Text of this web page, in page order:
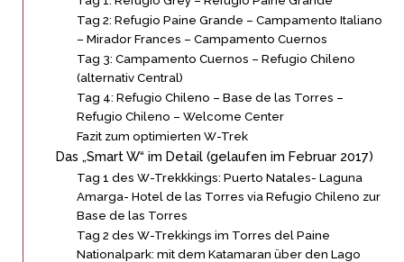
Tag 2: Refugio Paine Grande – Campamento Italiano
– Mirador Frances – Campamento Cuernos
Tag 3: Campamento Cuernos – Refugio Chileno
(alternativ Central)
Tag 4: Refugio Chileno – Base de las Torres –
Refugio Chileno – Welcome Center
Fazit zum optimierten W-Trek
Das „Smart W“ im Detail (gelaufen im Februar 2017)
Tag 1 des W-Trekkkings: Puerto Natales- Laguna
Amarga- Hotel de las Torres via Refugio Chileno zur
Base de las Torres
Tag 2 des W-Trekkings im Torres del Paine
Nationalpark: mit dem Katamaran über den Lago